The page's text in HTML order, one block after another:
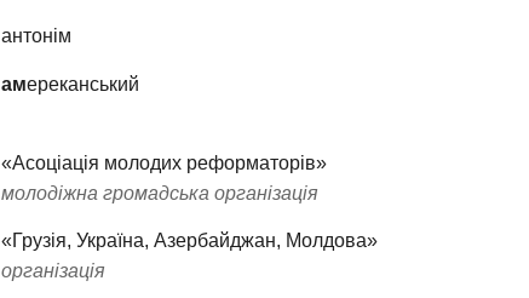
антонім
амереканський
«Асоціація молодих реформаторів»
молодіжна громадська організація
«Грузія, Україна, Азербайджан, Молдова»
організація